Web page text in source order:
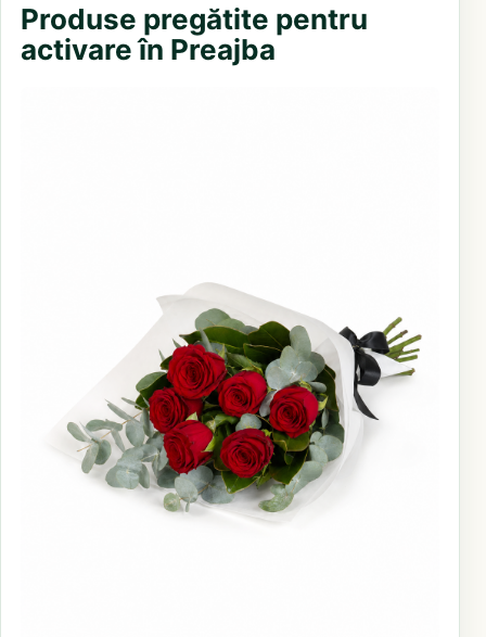
Produse pregătite pentru
activare în Preajba